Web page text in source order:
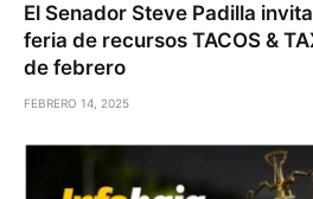
El Senador Steve Padilla
feria de recursos TACOS &
de febrero
FEBRERO 14, 2025